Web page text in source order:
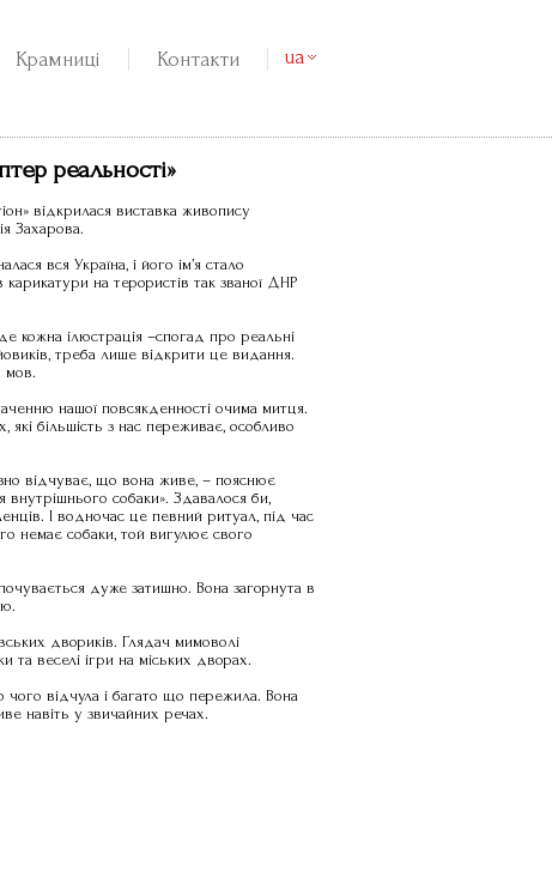
Крамниці Контакти ua
реальності»
відкрилася виставка живопису
Захарова.
вся Україна, і його ім’я стало
на терористів так званої ДНР
кожна ілюстрація –спогад про реальні
треба лише відкрити це видання.
мов.
нашої повсякденності очима митця.
більшість з нас переживає, особливо
відчуває, що вона живе, – пояснює
собаки». Здавалося би,
І водночас це певний ритуал, під час
немає собаки, той вигулює свого
дуже затишно. Вона загорнута в
двориків. Глядач мимоволі
та веселі ігри на міських дворах.
відчула і багато що пережила. Вона
навіть у звичайних речах.